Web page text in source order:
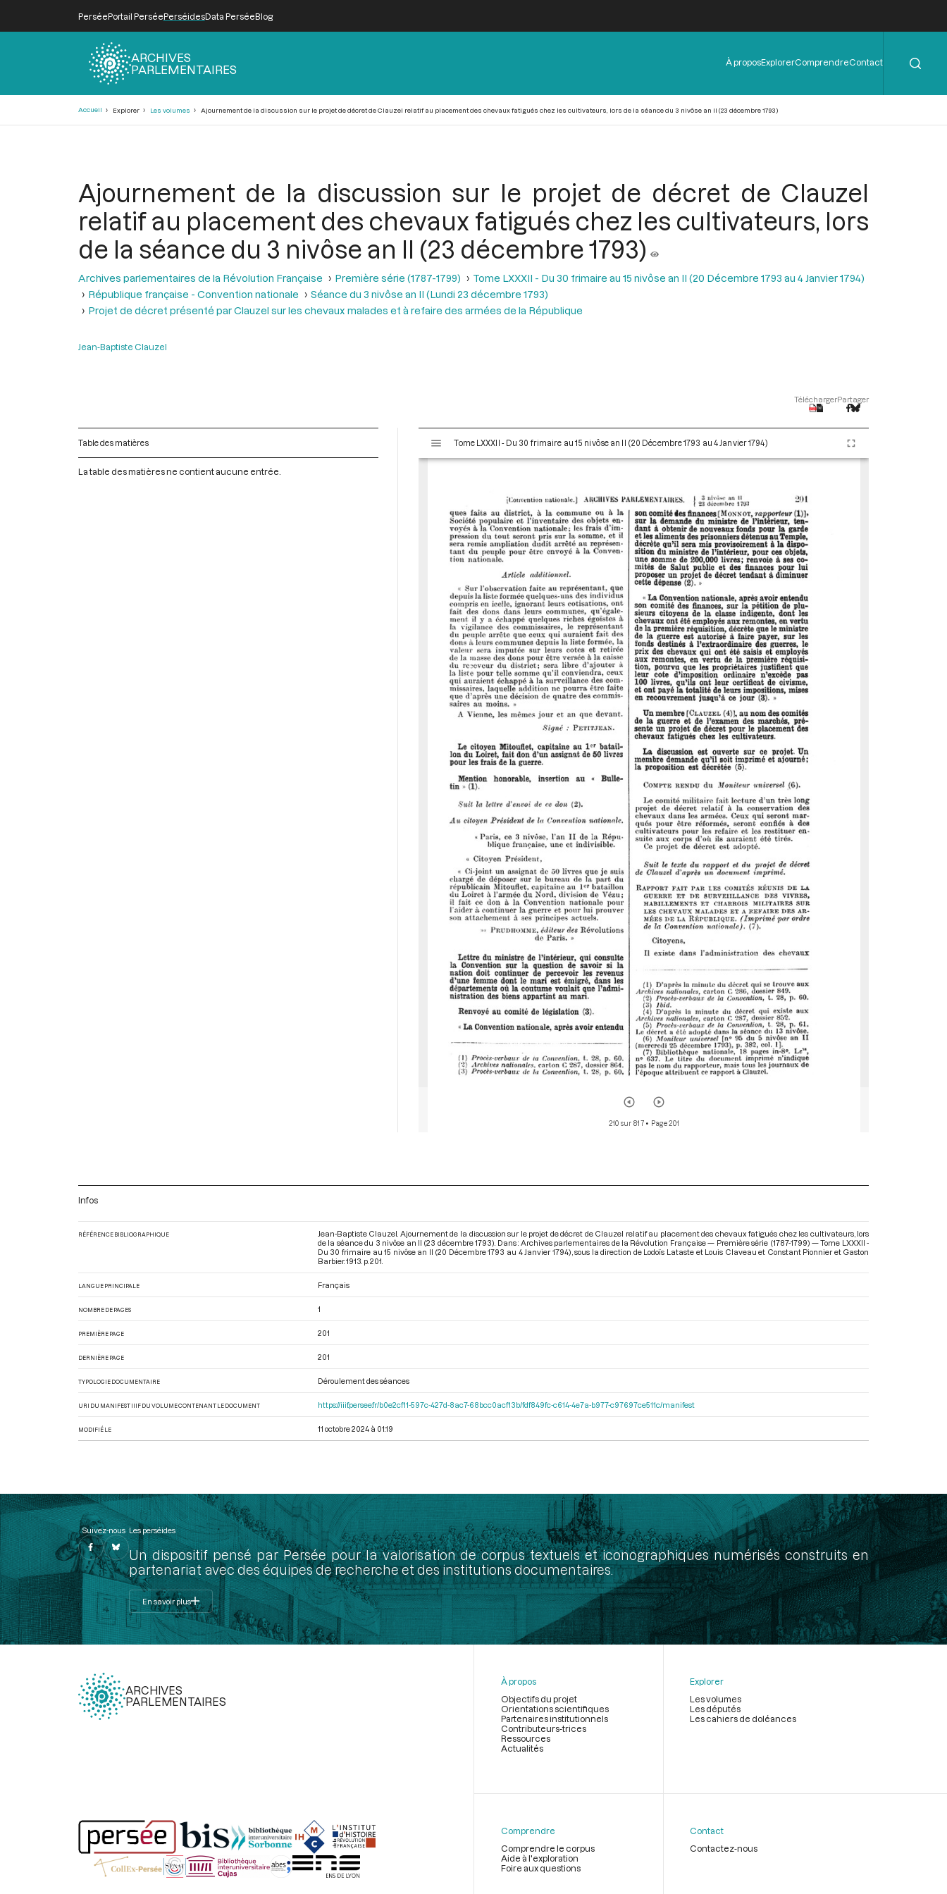
PerséePortail PerséePerséidesData PerséeBlog
ARCHIVES
PARLEMENTAIRES
Menu
de
À proposExplorerComprendreContact
Accueil Explorer Les volumes Ajournement de la discussion sur le projet de décret de Clauzel relatif au placement des chevaux fatigués chez les cultivateurs, lors de la séance du 3 nivôse an II (23 décembre 1793)
Ajournement de la discussion sur le projet de décret de Clauzel
relatif au placement des chevaux fatigués chez les cultivateurs, lors
de la séance du 3 nivôse an II (23 décembre 1793)
Archives parlementaires de la Révolution Française Première série (1787-1799)
Tome LXXXII - Du 30 frimaire au 15 nivôse an II (20 Décembre 1793 au 4 Janvier 1794)
République française - Convention nationale
Séance du 3 nivôse an II (Lundi 23 décembre 1793)
Projet de décret présenté par Clauzel sur les chevaux malades et à refaire des armées de la République
Jean-Baptiste Clauzel
TéléchargerPartager
Table des matières
La table des matières ne contient aucune entrée.
s
Tome LXXXII - Du 30 frimaire au 15 nivôse an II (20 Décembre 1793 au 4 Janvier 1794)
210 sur 817• Page 201
Infos
RÉFÉRENCE BIBLIOGRAPHIQUE
Jean-Baptiste Clauzel. Ajournement de la discussion sur le projet de décret de Clauzel relatif au placement des chevaux fatigués chez les cultivateurs, lors
de la séance du 3 nivôse an II (23 décembre 1793). Dans : Archives parlementaires de la Révolution Française — Première série (1787-1799) — Tome LXXXII -
Du 30 frimaire au 15 nivôse an II (20 Décembre 1793 au 4 Janvier 1794) , sous la direction de Lodoïs Lataste et Louis Claveau et Constant Pionnier et Gaston
Barbier. 1913. p. 201.
LANGUE PRINCIPALE Français
NOMBRE DE PAGES 1
PREMIÈRE PAGE 201
DERNIÈRE PAGE 201
TYPOLOGIE DOCUMENTAIRE Déroulement des séances
URI DU MANIFEST IIIF DU VOLUME CONTENANT LE DOCUMENT https://iiif.persee.fr/b0e2cf11-597c-427d-8ac7-68bcc0acf13b/fdf849fc-c614-4e7a-b977-c97697ce511c/manifest
MODIFIÉ LE 11 octobre 2024 à 01:19
Suivez-nous Les perséides
Un dispositif pensé par Persée pour la valorisation de corpus textuels et iconographiques numérisés construits en
partenariat avec des équipes de recherche et des institutions documentaires.
En savoir plus
ARCHIVES
PARLEMENTAIRES
page
À propos
Objectifs du projet
Orientations scientifiques
Partenaires institutionnels
Contributeurs-trices
Ressources
Actualités
Explorer
Les volumes
Les députés
Les cahiers de doléances
Comprendre
Comprendre le corpus
Aide à l'exploration
Foire aux questions
Contact
Contactez-nous